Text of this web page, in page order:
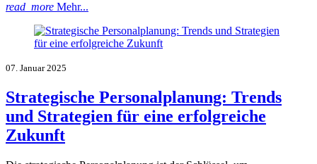
read_more Mehr...
07. Januar 2025
Strategische Personalplanung: Trends
und Strategien für eine erfolgreiche
Zukunft